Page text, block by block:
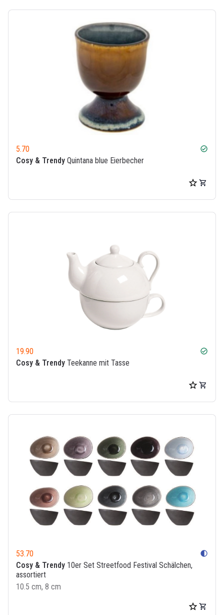
5.70 check_circle
Cosy & Trendy Quintana blue Eierbecher
19.90 check_circle
Cosy & Trendy Teekanne mit Tasse
53.70 contrast
Cosy & Trendy 10er Set Streetfood Festival Schälchen,
assortiert
10.5 cm, 8 cm